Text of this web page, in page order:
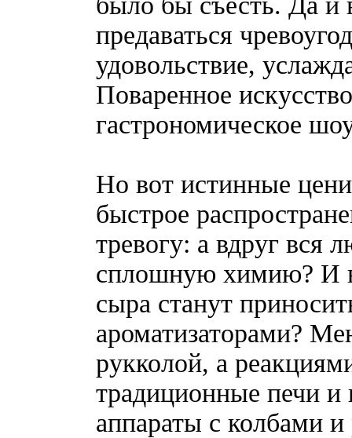
предаваться
удовольствие,
Поваренное
гастрономическое
Но вот истинные
быстрое
тревогу: а вдруг вся
сплошную химию? И
сыра станут
ароматизаторами?
рукколой, а
традиционные печи
аппараты с колбами и